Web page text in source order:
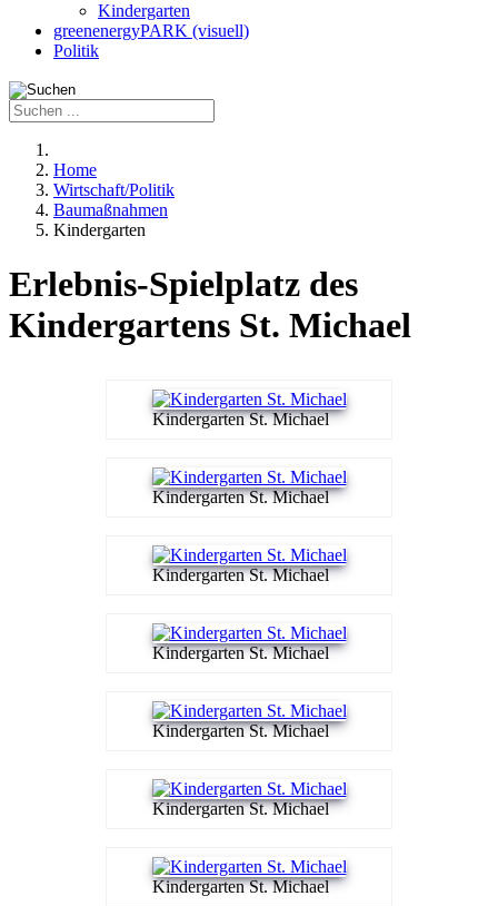
Kindergarten
greenenergyPARK (visuell)
Politik
Home
Wirtschaft/Politik
Baumaßnahmen
Kindergarten
Erlebnis-Spielplatz des
Kindergartens St. Michael
Kindergarten St. Michael
Kindergarten St. Michael
Kindergarten St. Michael
Kindergarten St. Michael
Kindergarten St. Michael
Kindergarten St. Michael
Kindergarten St. Michael